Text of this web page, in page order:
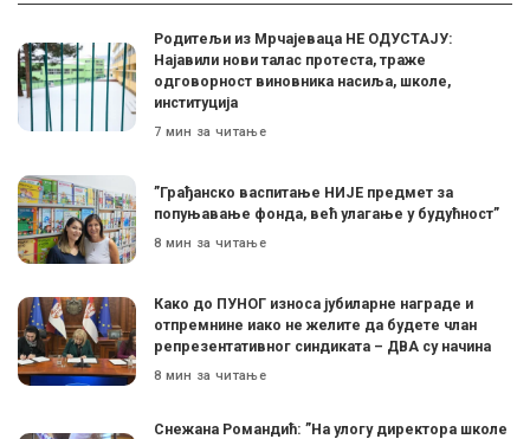
Родитељи из Мрчајеваца НЕ ОДУСТАЈУ:
Најавили нови талас протеста, траже
одговорност виновника насиља, школе,
институција
7 мин за читање
”Грађанско васпитање НИЈЕ предмет за
попуњавање фонда, већ улагање у будућност”
8 мин за читање
Како до ПУНОГ износа јубиларне награде и
отпремнине иако не желите да будете члан
репрезентативног синдиката – ДВА су начина
8 мин за читање
Снежана Романдић: ”На улогу директора школе